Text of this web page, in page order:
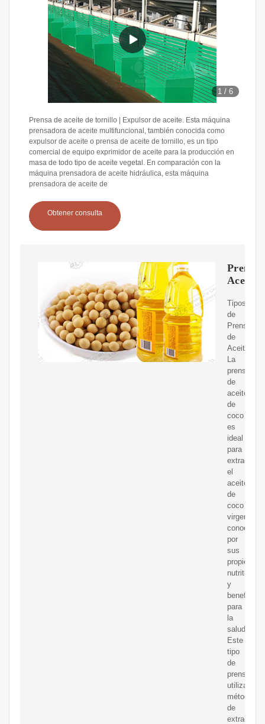
1 /6
Prensa de aceite de tornillo | Expulsor de aceite. Esta máquina
prensadora de aceite multifuncional, también conocida como
expulsor de aceite o prensa de aceite de tornillo, es un tipo
comercial de equipo exprimidor de aceite para la producción en
masa de todo tipo de aceite vegetal. En comparación con la
máquina prensadora de aceite hidráulica, esta máquina
prensadora de aceite de
Obtener consulta
Prensa
Aceite
Tipos
de
Prensa
de
Aceite.
La
prensa
de
aceite
de
coco
es
ideal
para
extraer
el
aceite
de
coco
virgen,
conocido
por
sus
nutritivas
y
beneficios
para
la
salud.
Este
tipo
de
prensa
utiliza
métodos
de
extracción